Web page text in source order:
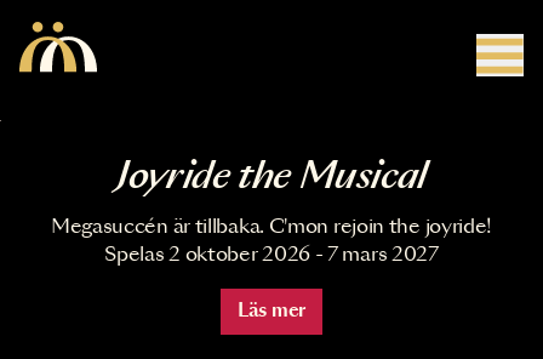
Joyride the Musical
Megasuccén är tillbaka. C'mon rejoin the joyride!
Spelas 2 oktober 2026 - 7 mars 2027
Läs mer